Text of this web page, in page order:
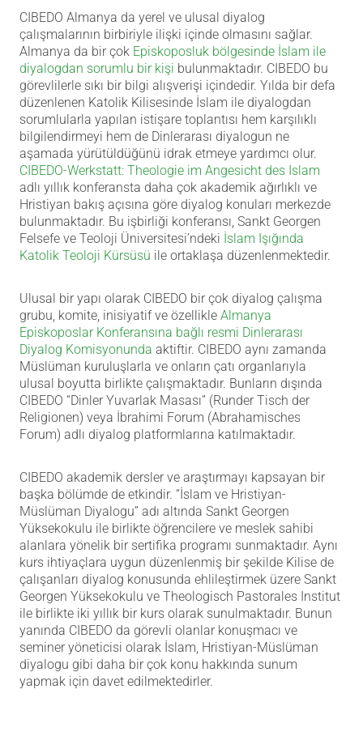
CIBEDO Almanya da yerel ve ulusal diyalog
çalışmalarının birbiriyle ilişki içinde olmasını sağlar.
Almanya da bir çok Episkoposluk bölgesinde İslam ile
diyalogdan sorumlu bir kişi bulunmaktadır. CIBEDO bu
görevlilerle sıkı bir bilgi alışverişi içindedir. Yılda bir defa
düzenlenen Katolik Kilisesinde İslam ile diyalogdan
sorumlularla yapılan istişare toplantısı hem karşılıklı
bilgilendirmeyi hem de Dinlerarası diyalogun ne
aşamada yürütüldüğünü idrak etmeye yardımcı olur.
CIBEDO-Werkstatt: Theologie im Angesicht des Islam
adlı yıllık konferansta daha çok akademik ağırlıklı ve
Hristiyan bakış açısına göre diyalog konuları merkezde
bulunmaktadır. Bu işbirliği konferansı, Sankt Georgen
Felsefe ve Teoloji Üniversitesi’ndeki İslam Işığında
Katolik Teoloji Kürsüsü ile ortaklaşa düzenlenmektedir.
Ulusal bir yapı olarak CIBEDO bir çok diyalog çalışma
grubu, komite, inisiyatif ve özellikle Almanya
Episkoposlar Konferansına bağlı resmi Dinlerarası
Diyalog Komisyonunda aktiftir. CIBEDO aynı zamanda
Müslüman kuruluşlarla ve onların çatı organlarıyla
ulusal boyutta birlikte çalışmaktadır. Bunların dışında
CIBEDO “Dinler Yuvarlak Masası” (Runder Tisch der
Religionen) veya İbrahimi Forum (Abrahamisches
Forum) adlı diyalog platformlarına katılmaktadır.
CIBEDO akademik dersler ve araştırmayı kapsayan bir
başka bölümde de etkindir. “İslam ve Hristiyan-
Müslüman Diyalogu” adı altında Sankt Georgen
Yüksekokulu ile birlikte öğrencilere ve meslek sahibi
alanlara yönelik bir sertifika programı sunmaktadır. Aynı
kurs ihtiyaçlara uygun düzenlenmiş bir şekilde Kilise de
çalışanları diyalog konusunda ehlileştirmek üzere Sankt
Georgen Yüksekokulu ve Theologisch Pastorales Institut
ile birlikte iki yıllık bir kurs olarak sunulmaktadır. Bunun
yanında CIBEDO da görevli olanlar konuşmacı ve
seminer yöneticisi olarak İslam, Hristiyan-Müslüman
diyalogu gibi daha bir çok konu hakkında sunum
yapmak için davet edilmektedirler.